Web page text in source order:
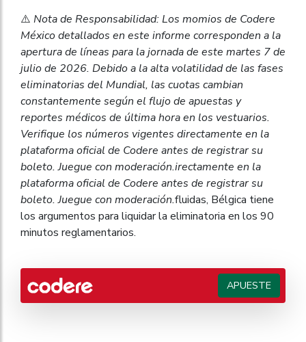
⚠️ Nota de Responsabilidad: Los momios de Codere
México detallados en este informe corresponden a la
apertura de líneas para la jornada de este martes 7 de
julio de 2026. Debido a la alta volatilidad de las fases
eliminatorias del Mundial, las cuotas cambian
constantemente según el flujo de apuestas y
reportes médicos de última hora en los vestuarios.
Verifique los números vigentes directamente en la
plataforma oficial de Codere antes de registrar su
boleto. Juegue con moderación.irectamente en la
plataforma oficial de Codere antes de registrar su
boleto. Juegue con moderación.fluidas, Bélgica tiene
los argumentos para liquidar la eliminatoria en los 90
minutos reglamentarios.
APUESTE